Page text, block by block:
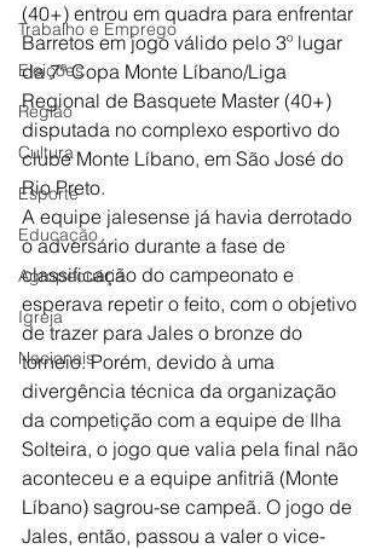
Trabalho e Emprego
Eleições
Região
Cultura
Esporte
Educação
Agropecuária
Igreja
Nacionais
(40+) entrou em quadra para enfrentar
Barretos em jogo válido pelo 3º lugar
da 7ª Copa Monte Líbano/Liga
Regional de Basquete Master (40+)
disputada no complexo esportivo do
clube Monte Líbano, em São José do
Rio Preto.
A equipe jalesense já havia derrotado
o adversário durante a fase de
classificação do campeonato e
esperava repetir o feito, com o objetivo
de trazer para Jales o bronze do
torneio. Porém, devido à uma
divergência técnica da organização
da competição com a equipe de Ilha
Solteira, o jogo que valia pela final não
aconteceu e a equipe anfitriã (Monte
Líbano) sagrou-se campeã. O jogo de
Jales, então, passou a valer o vice-